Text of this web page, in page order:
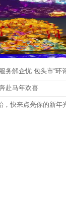
赴马年欢喜
快来点亮你的新年